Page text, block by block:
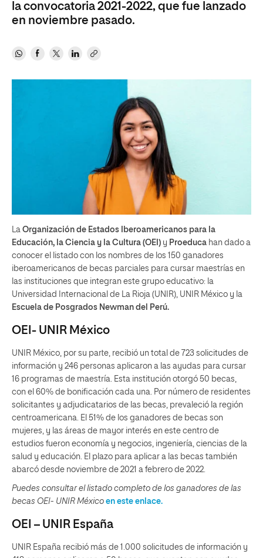
la convocatoria 2021-2022, que fue lanzado
en noviembre pasado.
La Organización de Estados Iberoamericanos para la
Educación, la Ciencia y la Cultura (OEI) y Proeduca han dado a
conocer el listado con los nombres de los 150 ganadores
iberoamericanos de becas parciales para cursar maestrías en
las instituciones que integran este grupo educativo: la
Universidad Internacional de La Rioja (UNIR), UNIR México y la
Escuela de Posgrados Newman del Perú.
OEI- UNIR México
UNIR México, por su parte, recibió un total de 723 solicitudes de
información y 246 personas aplicaron a las ayudas para cursar
16 programas de maestría. Esta institución otorgó 50 becas,
con el 60% de bonificación cada una. Por número de residentes
solicitantes y adjudicatarios de las becas, prevaleció la región
centroamericana. El 51% de los ganadores de becas son
mujeres, y las áreas de mayor interés en este centro de
estudios fueron economía y negocios, ingeniería, ciencias de la
salud y educación. El plazo para aplicar a las becas también
abarcó desde noviembre de 2021 a febrero de 2022.
Puedes consultar el listado completo de los ganadores de las
becas OEI- UNIR México en este enlace.
OEI – UNIR España
UNIR España recibió más de 1.000 solicitudes de información y